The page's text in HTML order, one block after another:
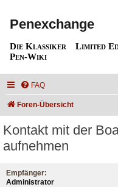
Penexchange
Die Klassiker Limited
Pen-Wiki
FAQ
Foren-Übersicht
Kontakt mit der
aufnehmen
Empfänger:
Administrator